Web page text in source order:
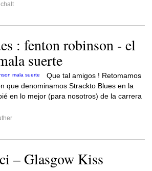
: fenton robinson - el
suerte
Que tal amigos ! Retomamos
que denominamos Strackto Blues en la
en lo mejor (para nosotros) de la carrera
– Glasgow Kiss